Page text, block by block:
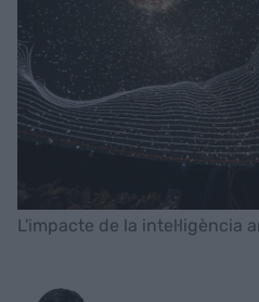
L'impacte de la intel·ligència